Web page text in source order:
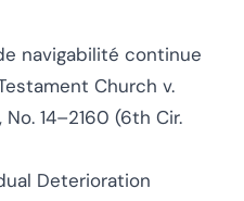
navigabilité continue
Church v.
14–2160 (6th Cir.
Deterioration